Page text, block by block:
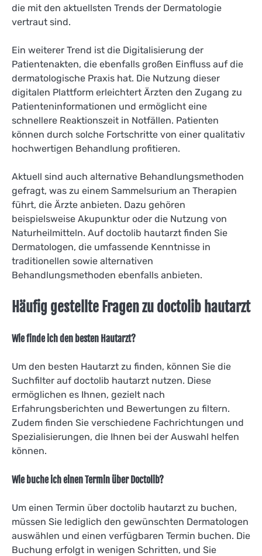
die mit den aktuellsten Trends der Dermatologie
vertraut sind.
Ein weiterer Trend ist die Digitalisierung der
Patientenakten, die ebenfalls großen Einfluss auf die
dermatologische Praxis hat. Die Nutzung dieser
digitalen Plattform erleichtert Ärzten den Zugang zu
Patienteninformationen und ermöglicht eine
schnellere Reaktionszeit in Notfällen. Patienten
können durch solche Fortschritte von einer qualitativ
hochwertigen Behandlung profitieren.
Aktuell sind auch alternative Behandlungsmethoden
gefragt, was zu einem Sammelsurium an Therapien
führt, die Ärzte anbieten. Dazu gehören
beispielsweise Akupunktur oder die Nutzung von
Naturheilmitteln. Auf doctolib hautarzt finden Sie
Dermatologen, die umfassende Kenntnisse in
traditionellen sowie alternativen
Behandlungsmethoden ebenfalls anbieten.
Häufig gestellte Fragen zu doctolib hautarzt
Wie finde ich den besten Hautarzt?
Um den besten Hautarzt zu finden, können Sie die
Suchfilter auf doctolib hautarzt nutzen. Diese
ermöglichen es Ihnen, gezielt nach
Erfahrungsberichten und Bewertungen zu filtern.
Zudem finden Sie verschiedene Fachrichtungen und
Spezialisierungen, die Ihnen bei der Auswahl helfen
können.
Wie buche ich einen Termin über Doctolib?
Um einen Termin über doctolib hautarzt zu buchen,
müssen Sie lediglich den gewünschten Dermatologen
auswählen und einen verfügbaren Termin buchen. Die
Buchung erfolgt in wenigen Schritten, und Sie